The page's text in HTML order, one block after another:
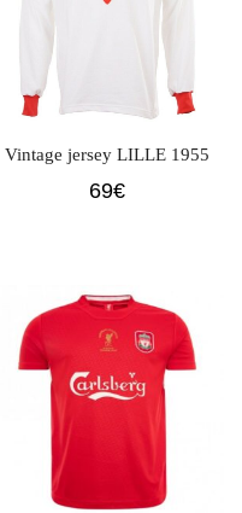
Vintage jersey LILLE 1955
69€